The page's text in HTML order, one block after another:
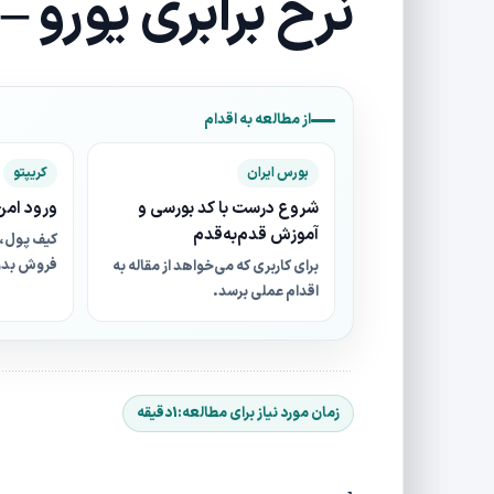
از مطالعه به اقدام
بورس ایران
شروع درست با کد بورسی و
آموزش قدم‌به‌قدم
برای کاربری که می‌خواهد از مقاله به
اقدام عملی برسد.
کریپتو
ورود
کیف
فروش